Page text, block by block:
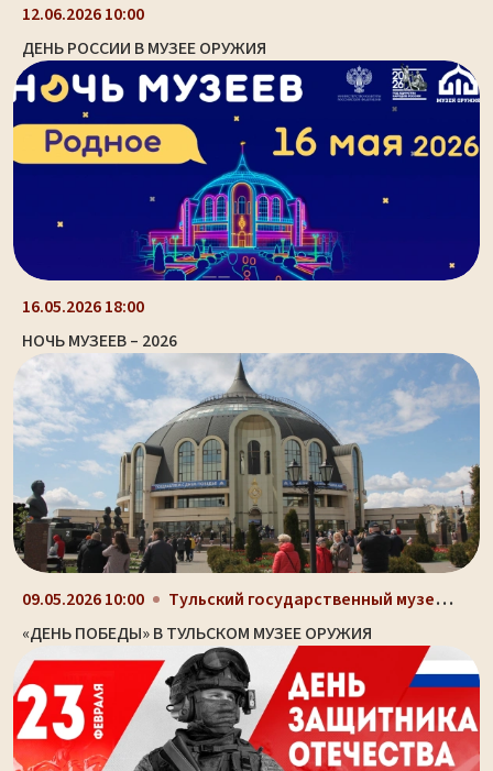
12.06.2026 10:00
ДЕНЬ РОССИИ В МУЗЕЕ ОРУЖИЯ
16.05.2026 18:00
НОЧЬ МУЗЕЕВ – 2026
09.05.2026 10:00 Тульский государственный музей оружия, здание-шлем...
«ДЕНЬ ПОБЕДЫ» В ТУЛЬСКОМ МУЗЕЕ ОРУЖИЯ